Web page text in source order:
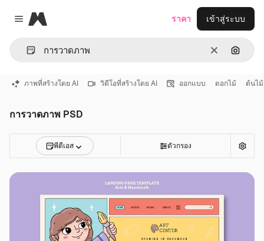
Close menu
Magnific
ชัดเจนค้นหา
ราคา เข้าสู่ระบบ
ภาพที่สร้างโดย AI วิดีโอที่สร้างโดย AI ออกแบบ ดอกไม้ ต้นไม้
การวาดภาพ PSD
พีดีเอส ตัวกรอง